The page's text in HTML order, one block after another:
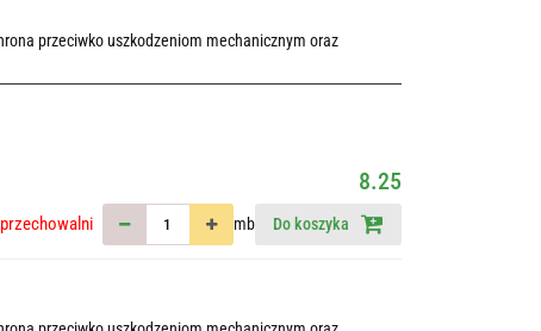
przeciwko uszkodzeniom mechanicznym oraz
8.25
mb Do koszyka